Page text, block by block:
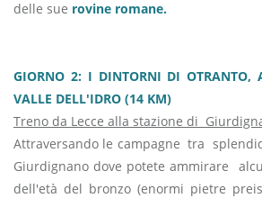
delle sue rovine romane.
GIORNO 2: I DINTORNI DI OTRANTO,
VALLE DELL'IDRO (14 KM)
Treno da Lecce alla stazione di
Attraversando le campagne tra
Giurdignano dove potete ammirare
dell'età del bronzo (enormi pietre